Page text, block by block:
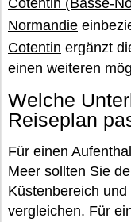
Cotentin (Basse-
Normandie
Cotentin ergänzt
einen weiteren
Welche
Reiseplan
Für einen
Meer sollten Sie
Küstenbereich
vergleichen. Für